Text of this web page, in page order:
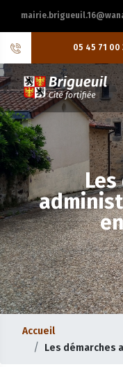
05 45 71 00
Accueil
Les démarches